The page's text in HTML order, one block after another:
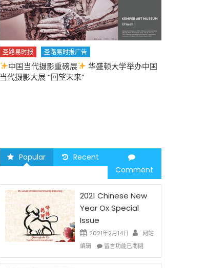
圣路易时报 圣路易时报广告
中国当代摄影重磅展
华盛顿大学举办中国
当代摄影大展 “回望未来”
Popular
Recent
Comment
2021 Chinese New
Year Ox Special
Issue
2021年2月14日
网站
编辑
在
Chinese
留言功能已關閉